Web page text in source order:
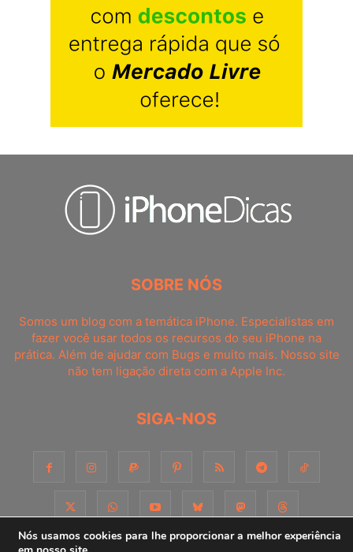
SOBRE NÓS
Somos um blog com a temática iPhone. Especialistas em
fazer você usar todos os recursos do seu iPhone na
prática. Além de ajudar com Bugs e muito mais. Nosso site
não tem ligação direta com a Apple Inc.
SIGA-NOS
Nós usamos cookies para lhe proporcionar a melhor experiência